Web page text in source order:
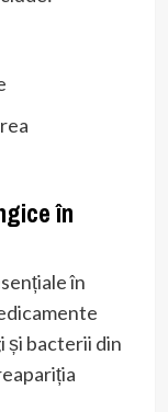
în
în
și bacterii din